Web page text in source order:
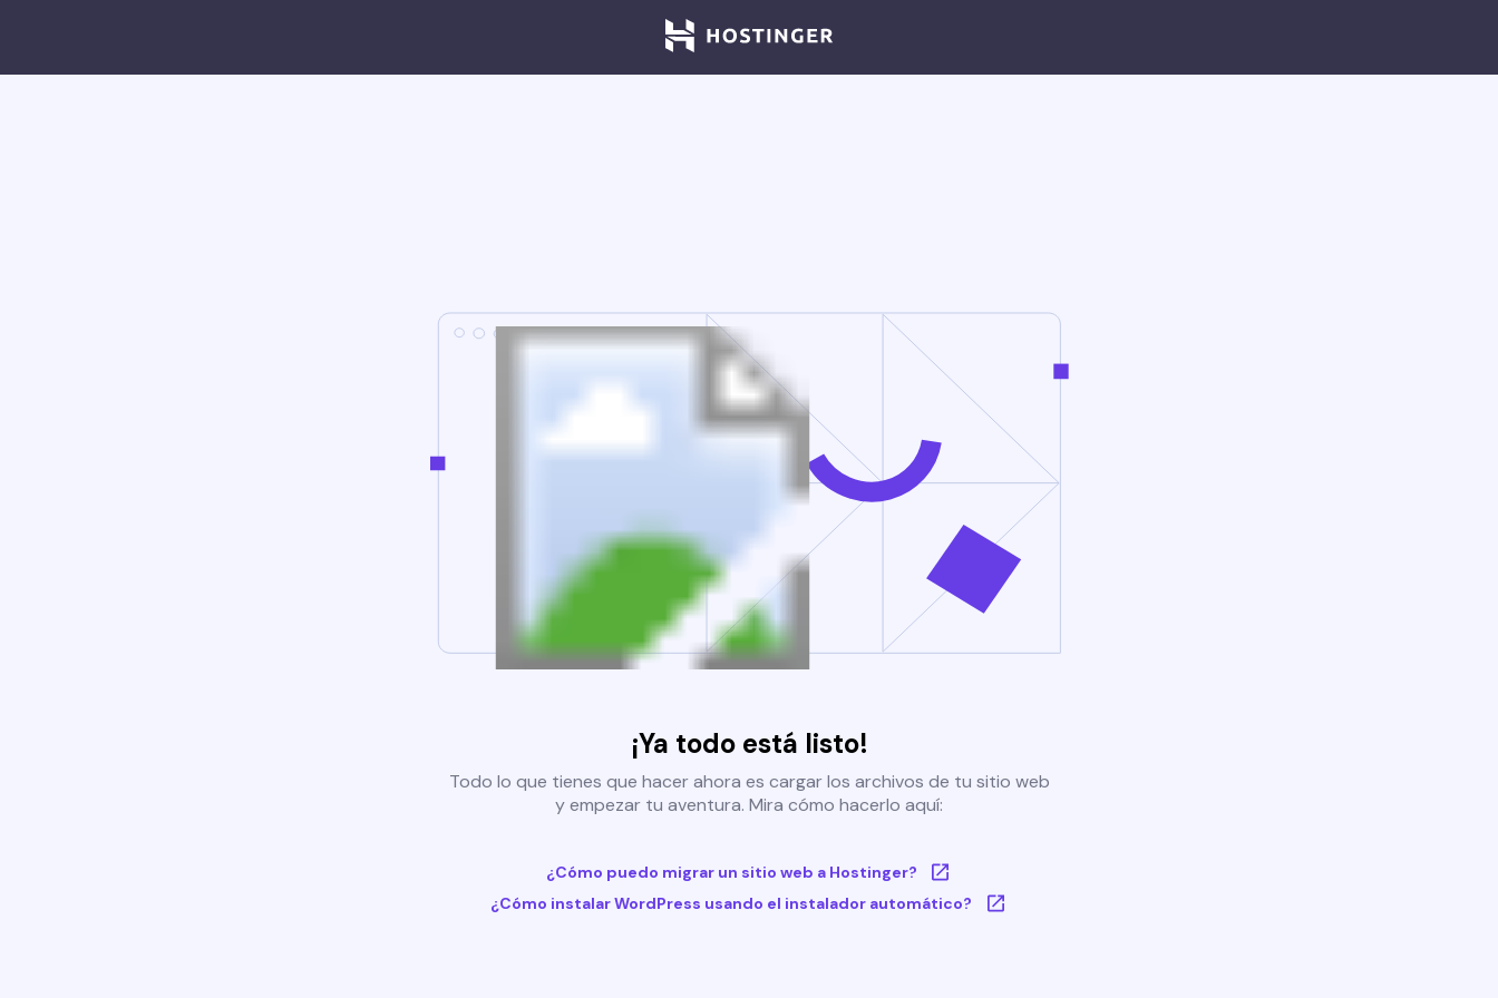
¡Ya todo está listo!
Todo lo que tienes que hacer ahora es cargar los archivos de tu sitio web
y empezar tu aventura. Mira cómo hacerlo aquí:
¿Cómo puedo migrar un sitio web a Hostinger?
¿Cómo instalar WordPress usando el instalador automático?